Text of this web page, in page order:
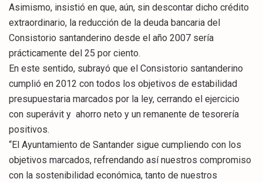
Asimismo, insistió en que, aún, sin descontar dicho crédito
extraordinario, la reducción de la deuda bancaria del
Consistorio santanderino desde el año 2007 sería
prácticamente del 25 por ciento.
En este sentido, subrayó que el Consistorio santanderino
cumplió en 2012 con todos los objetivos de estabilidad
presupuestaria marcados por la ley, cerrando el ejercicio
con superávit y ahorro neto y un remanente de tesorería
positivos.
“El Ayuntamiento de Santander sigue cumpliendo con los
objetivos marcados, refrendando así nuestros compromiso
con la sostenibilidad económica, tanto de nuestros